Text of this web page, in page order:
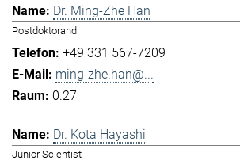
Dr. Ming-Zhe Han
Postdoktorand
+49 331 567-7209
ming-zhe.han@...
0.27
Dr. Kota Hayashi
Junior Scientist